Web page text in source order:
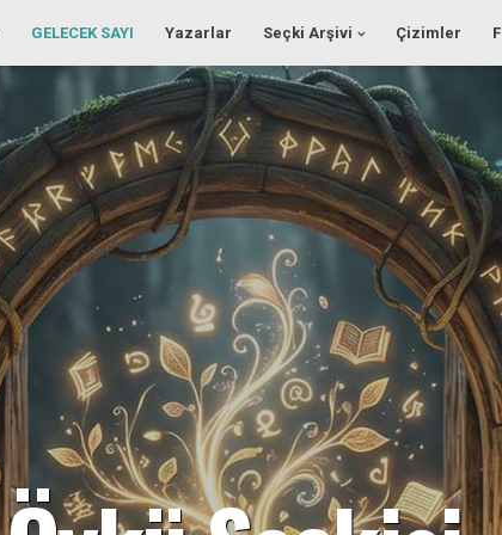
GELECEK SAYI Yazarlar Seçki Arşivi Çizimler